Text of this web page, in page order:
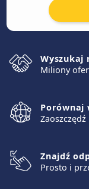
Wyszukaj
Miliony
Porównaj
Znajdź
Prosto i